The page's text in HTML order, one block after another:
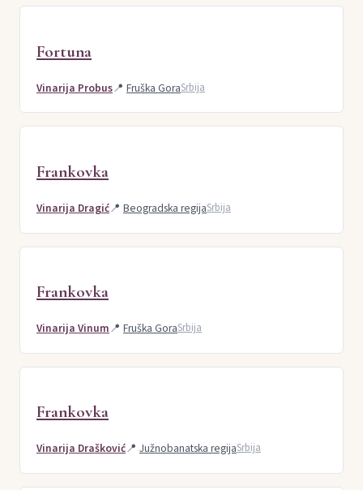
Fortuna
Vinarija Probus📍 Fruška GoraSrbija
Frankovka
Vinarija Dragić📍 Beogradska regijaSrbija
Frankovka
Vinarija Vinum📍 Fruška GoraSrbija
Frankovka
Vinarija Drašković📍 Južnobanatska regijaSrbija